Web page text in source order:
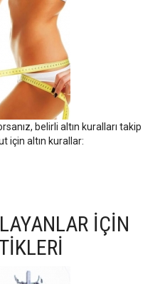
belirli altın kuralları takip
için altın kurallar:
İÇİN